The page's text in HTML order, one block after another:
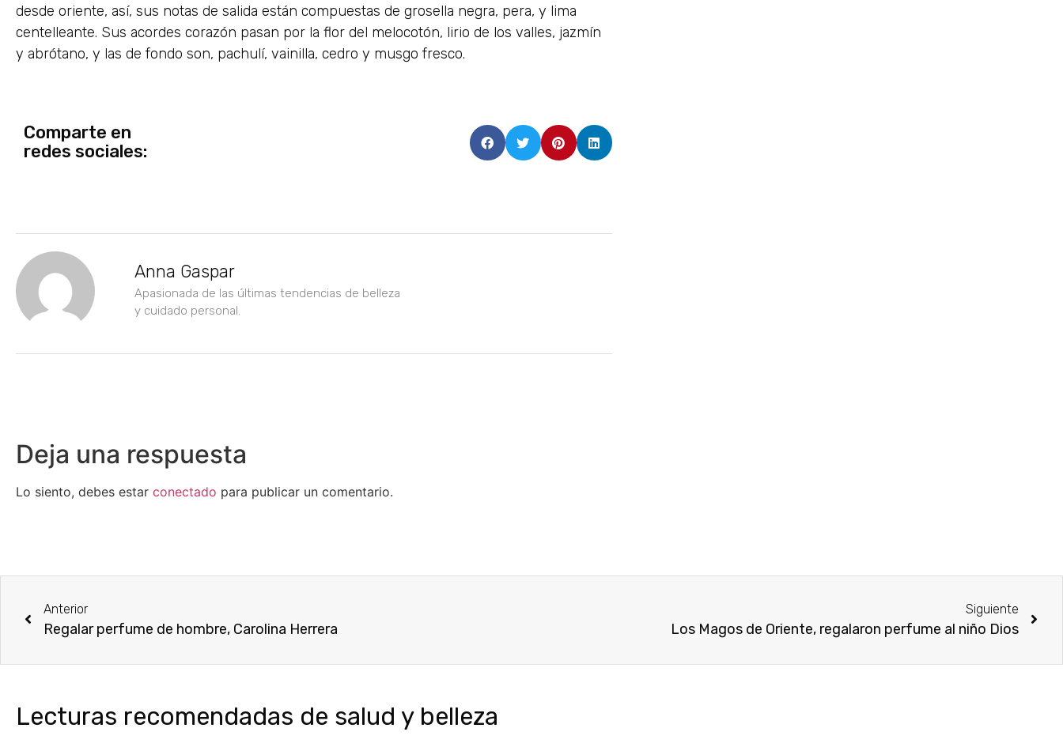
desde oriente, así, sus notas de salida están compuestas de grosella negra, pera, y lima
centelleante. Sus acordes corazón pasan por la flor del melocotón, lirio de los valles, jazmín
y abrótano, y las de fondo son, pachulí, vainilla, cedro y musgo fresco.
Comparte en
redes sociales:
Anna Gaspar
Apasionada de las últimas tendencias de belleza
y cuidado personal.
Deja una respuesta
Lo siento, debes estar conectado para publicar un comentario.
Anterior
Regalar perfume de hombre, Carolina Herrera
Siguiente
Los Magos de Oriente, regalaron perfume al niño Dios
Lecturas recomendadas de salud y belleza